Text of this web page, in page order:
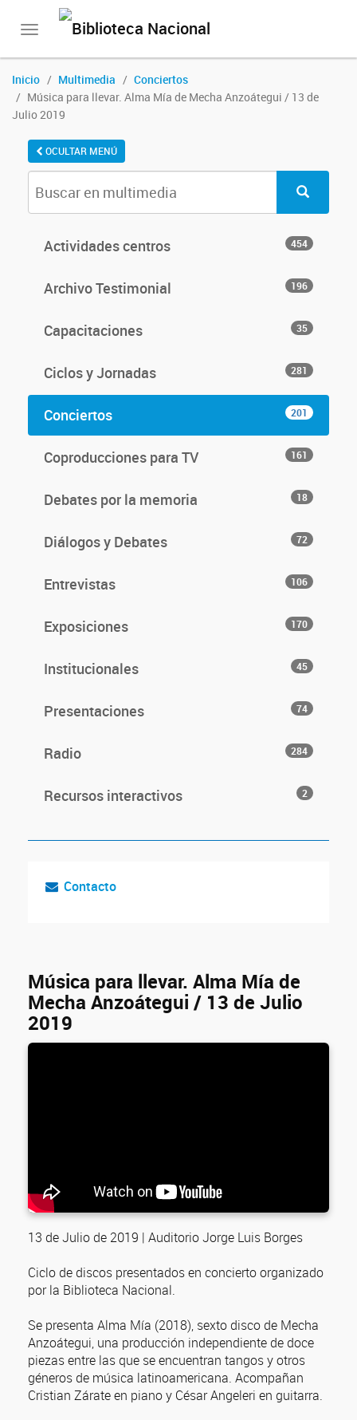
Toggle
Inicio Multimedia
Conciertos
Música para llevar. Alma Mía de Mecha Anzoátegui / 13 de
Julio 2019
OCULTAR MENÚ
Actividades centros 454
Archivo Testimonial 196
Capacitaciones 35
Ciclos y Jornadas 281
Conciertos 201
Coproducciones para TV 161
Debates por la memoria 18
Diálogos y Debates 72
Entrevistas 106
Exposiciones 170
Institucionales 45
Presentaciones 74
Radio 284
Recursos interactivos 2
Contacto
Música para llevar. Alma Mía de
Mecha Anzoátegui / 13 de Julio
2019
13 de Julio de 2019 | Auditorio Jorge Luis Borges
Ciclo de discos presentados en concierto organizado
por la Biblioteca Nacional.
Se presenta Alma Mía (2018), sexto disco de Mecha
Anzoátegui, una producción independiente de doce
piezas entre las que se encuentran tangos y otros
géneros de música latinoamericana. Acompañan
Cristian Zárate en piano y César Angeleri en guitarra.